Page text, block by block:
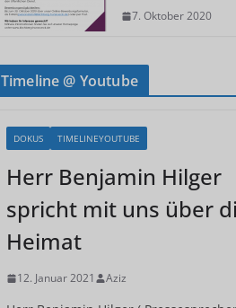
7. Oktober 2020
Timeline @ Youtube
DOKUS TIMELINEYOUTUBE
Herr Benjamin Hilger
spricht mit uns über
Heimat
12. Januar 2021 Aziz